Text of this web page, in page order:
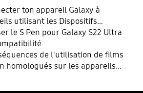
ton appareil Galaxy à
utilisant les Dispositifs
le S Pen pour Galaxy S22 Ultra
de l'utilisation de films
homologués sur les appareils